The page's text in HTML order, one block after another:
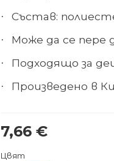
· Състав:
· Може да се пере
· Подходящо за
· Произведено в
7,66 €
Цвят